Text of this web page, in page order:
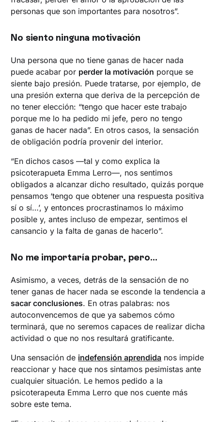
personas que son importantes para nosotros”.
No siento ninguna motivación
Una persona que no tiene ganas de hacer nada
puede acabar por perder la motivación porque se
siente bajo presión. Puede tratarse, por ejemplo, de
una presión externa que deriva de la percepción de
no tener elección: “tengo que hacer este trabajo
porque me lo ha pedido mi jefe, pero no tengo
ganas de hacer nada”. En otros casos, la sensación
de obligación podría provenir del interior.
“En dichos casos —tal y como explica la
psicoterapueta Emma Lerro—, nos sentimos
obligados a alcanzar dicho resultado, quizás porque
pensamos ‘tengo que obtener una respuesta positiva
sí o sí…’, y entonces procrastinamos lo máximo
posible y, antes incluso de empezar, sentimos el
cansancio y la falta de ganas de hacerlo”.
No me importaría probar, pero…
Asimismo, a veces, detrás de la sensación de no
tener ganas de hacer nada se esconde la tendencia a
sacar conclusiones. En otras palabras: nos
autoconvencemos de que ya sabemos cómo
terminará, que no seremos capaces de realizar dicha
actividad o que no nos resultará gratificante.
Una sensación de indefensión aprendida nos impide
reaccionar y hace que nos sintamos pesimistas ante
cualquier situación. Le hemos pedido a la
psicoterapeuta Emma Lerro que nos cuente más
sobre este tema.